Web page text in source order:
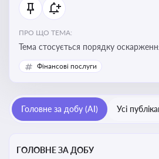
ПРО ЩО ТЕМА:
Тема стосується порядку
податкових органів, що виникають
податкових перевірок, та механізмів
Фінансові послуги
Головне за добу (AI) Усі
ГОЛОВНЕ ЗА ДОБУ